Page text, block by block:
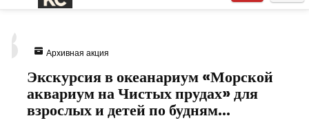
Архивная акция
Экскурсия в океанариум «Морской
аквариум на Чистых прудах» для
взрослых и детей по будням…